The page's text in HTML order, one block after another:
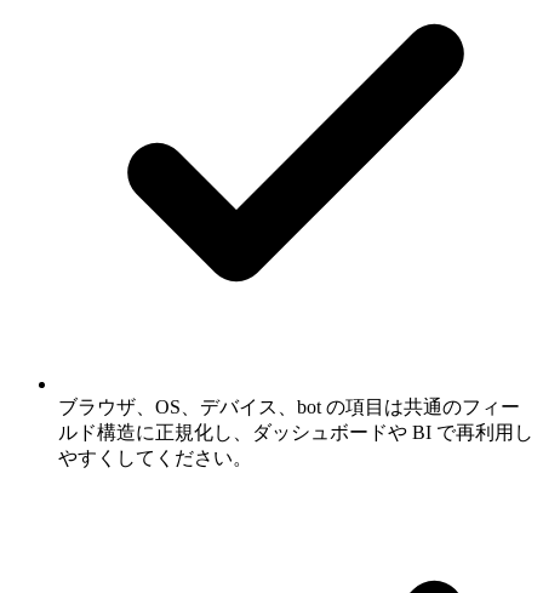
ブラウザ、OS、デバイス、bot の項目は共通のフィー
ルド構造に正規化し、ダッシュボードや BI で再利用し
やすくしてください。